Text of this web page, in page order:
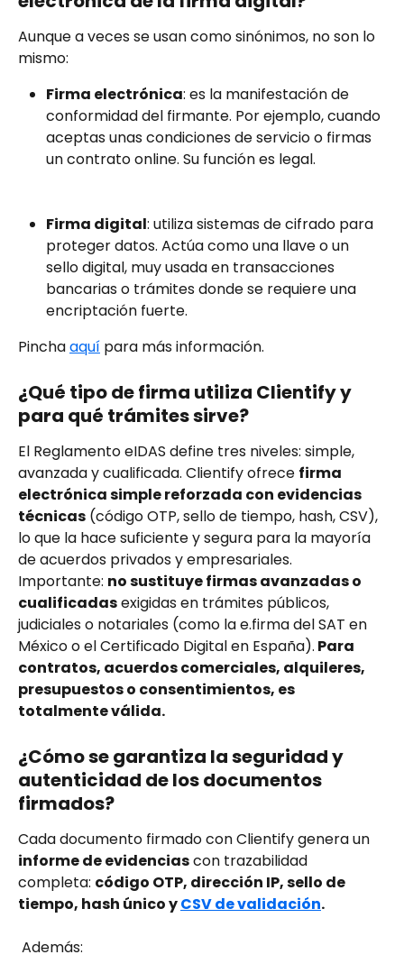
Aunque a veces se usan como sinónimos, no son lo
mismo:
Firma electrónica: es la manifestación de
conformidad del firmante. Por ejemplo, cuando
aceptas unas condiciones de servicio o firmas
un contrato online. Su función es legal.
Firma digital: utiliza sistemas de cifrado para
proteger datos. Actúa como una llave o un
sello digital, muy usada en transacciones
bancarias o trámites donde se requiere una
encriptación fuerte.
Pincha aquí para más información.
¿Qué tipo de firma utiliza Clientify y
para qué trámites sirve?
El Reglamento eIDAS define tres niveles: simple,
avanzada y cualificada. Clientify ofrece firma
electrónica simple reforzada con evidencias
técnicas (código OTP, sello de tiempo, hash, CSV),
lo que la hace suficiente y segura para la mayoría
de acuerdos privados y empresariales.
Importante: no sustituye firmas avanzadas o
cualificadas exigidas en trámites públicos,
judiciales o notariales (como la e.firma del SAT en
México o el Certificado Digital en España). Para
contratos, acuerdos comerciales, alquileres,
presupuestos o consentimientos, es
totalmente válida.
¿Cómo se garantiza la seguridad y
autenticidad de los documentos
firmados?
Cada documento firmado con Clientify genera un
informe de evidencias con trazabilidad
completa: código OTP, dirección IP, sello de
tiempo, hash único y CSV de validación.
Además: